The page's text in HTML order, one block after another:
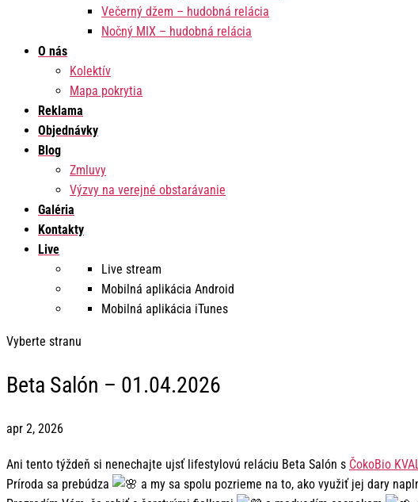
Večerný džem – hudobná relácia
Nočný MIX – hudobná relácia
O nás
Kolektív
Mapa pokrytia
Reklama
Objednávky
Blog
Zmluvy
Výzvy na verejné obstarávanie
Galéria
Kontakty
Live
Live stream
Mobilná aplikácia Android
Mobilná aplikácia iTunes
Vyberte stranu
Beta Salón – 01.04.2026
apr 2, 2026
Ani tento týždeň si nenechajte ujsť lifestylovú reláciu Beta Salón s ČokoBio
Príroda sa prebúdza
a my sa spolu pozrieme na to, ako využiť jej dary